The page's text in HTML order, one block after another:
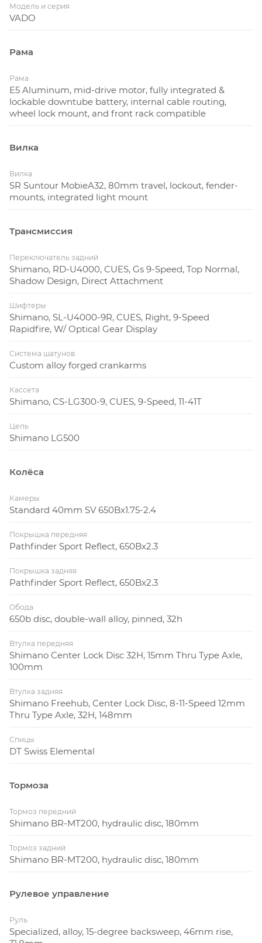
Модель и серия
VADO
Рама
Рама
E5 Aluminum, mid-drive motor, fully integrated &
lockable downtube battery, internal cable routing,
wheel lock mount, and front rack compatible
Вилка
Вилка
SR Suntour MobieA32, 80mm travel, lockout, fender-
mounts, integrated light mount
Трансмиссия
Переключатель задний
Shimano, RD-U4000, CUES, Gs 9-Speed, Top Normal,
Shadow Design, Direct Attachment
Шифтеры
Shimano, SL-U4000-9R, CUES, Right, 9-Speed
Rapidfire, W/ Optical Gear Display
Система шатунов
Custom alloy forged crankarms
Кассета
Shimano, CS-LG300-9, CUES, 9-Speed, 11-41T
Цепь
Shimano LG500
Колёса
Камеры
Standard 40mm SV 650Bx1.75-2.4
Покрышка передняя
Pathfinder Sport Reflect, 650Bx2.3
Покрышка задняя
Pathfinder Sport Reflect, 650Bx2.3
Обода
650b disc, double-wall alloy, pinned, 32h
Втулка передняя
Shimano Center Lock Disc 32H, 15mm Thru Type Axle,
100mm
Втулка задняя
Shimano Freehub, Center Lock Disc, 8-11-Speed 12mm
Thru Type Axle, 32H, 148mm
Спицы
DT Swiss Elemental
Тормоза
Тормоз передний
Shimano BR-MT200, hydraulic disc, 180mm
Тормоз задний
Shimano BR-MT200, hydraulic disc, 180mm
Рулевое управление
Руль
Specialized, alloy, 15-degree backsweep, 46mm rise,